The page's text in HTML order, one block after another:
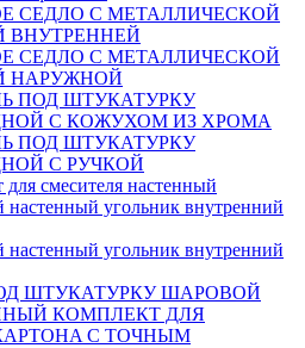
СЕДЛО С МЕТАЛЛИЧЕСКОЙ
ВНУТРЕННЕЙ
СЕДЛО С МЕТАЛЛИЧЕСКОЙ
НАРУЖНОЙ
ПОД ШТУКАТУРКУ
С КОЖУХОМ ИЗ ХРОМА
ПОД ШТУКАТУРКУ
С РУЧКОЙ
для смесителя настенный
настенный угольник внутренний
настенный угольник внутренний
ШТУКАТУРКУ ШАРОВОЙ
КОМПЛЕКТ ДЛЯ
С ТОЧНЫМ